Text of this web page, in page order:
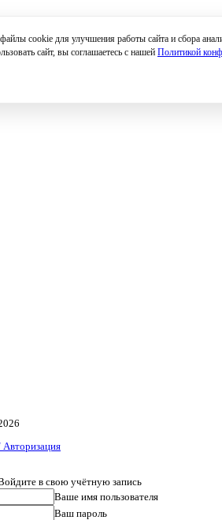
Авторизация
в свою учётную запись
Ваше имя пользователя
Ваш пароль
cookie для улучшения работы сайта и сбора
сайт, вы соглашаетесь с нашей Политикой